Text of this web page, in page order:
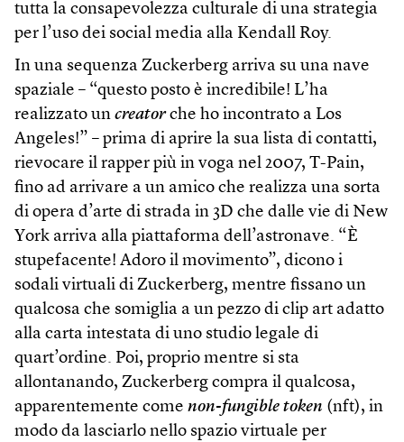
tutta la consapevolezza culturale di una strategia
per l’uso dei social media alla Kendall Roy.
In una sequenza Zuckerberg arriva su una nave
spaziale – “questo posto è incredibile! L’ha
realizzato un creatorche ho incontrato a Los
Angeles!” – prima di aprire la sua lista di contatti,
rievocare il rapper più in voga nel 2007, T-Pain,
fino ad arrivare a un amico che realizza una sorta
di opera d’arte di strada in 3D che dalle vie di New
York arriva alla piattaforma dell’astronave. “È
stupefacente! Adoro il movimento”, dicono i
sodali virtuali di Zuckerberg, mentre fissano un
qualcosa che somiglia a un pezzo di clip art adatto
alla carta intestata di uno studio legale di
quart’ordine. Poi, proprio mentre si sta
allontanando, Zuckerberg compra il qualcosa,
apparentemente come non-fungible token (nft), in
modo da lasciarlo nello spazio virtuale per